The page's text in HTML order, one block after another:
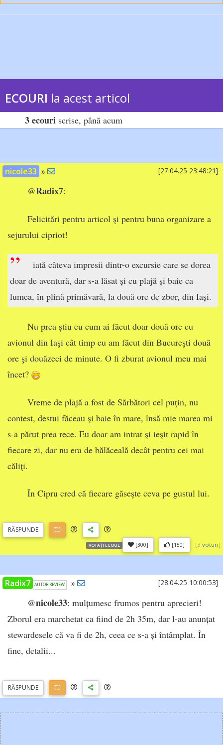
ECOURI la acest articol
3 ecouri scrise, până acum
nicole33 [27.04.25 23:48:21]
»
@Radix7:
Felicitări pentru articol şi pentru buna organizare a
sejurului cipriot!
”
iată câteva impresii dintr-o excursie care se dorea
doar de aventură, dar s-a lăsat și cu plajă și baie ca
lumea, în plină primăvară, la două ore de zbor, din Iași.
Nu prea ştiu eu cum ai făcut doar două ore cu
avionul din Iaşi cât timp eu am făcut din Bucureşti două
ore şi douăzeci de minute. O fi zburat avionul meu mai
încet?
Vreme de plajă a fost de Sărbători cel puţin, nu
contest, destui făceau şi baie în mare, însă mie marea mi
s-a părut prea rece. Eu doar am intrat şi ieşit rapid în
fiecare zi, dar nu era de bălăceală decât pentru cei mai
căliţi.
În Cipru cred că fiecare găseşte ceva pe gustul lui.
RĂSPUNDE
VOTAȚI ECOUL [300] [150] [3 voturi]
Radix7 AUTOR REVIEW [28.04.25 10:00:53]
»
@nicole33: mulțumesc frumos pentru aprecieri!
Zborul era marchetat ca fiind de 2h 35m, dar l-au anunțat
stewardesele că va fi de 2h, ceea ce s-a și întâmplat. În
fine, detalii...
RĂSPUNDE